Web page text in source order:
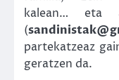
kalean… eta
(
partekatzeaz
geratzen da.